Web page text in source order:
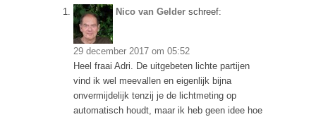
Nico van Gelder schreef:
29 december 2017 om 05:52
Heel fraai Adri. De uitgebeten lichte partijen
vind ik wel meevallen en eigenlijk bijna
onvermijdelijk tenzij je de lichtmeting op
automatisch houdt, maar ik heb geen idee hoe